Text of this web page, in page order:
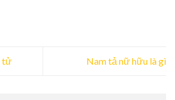
tử Nam tả nữ hữu là gì